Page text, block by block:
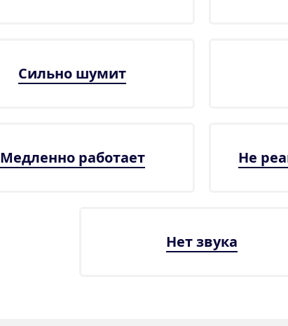
Сильно шумит
Медленно работает Не
Нет звука